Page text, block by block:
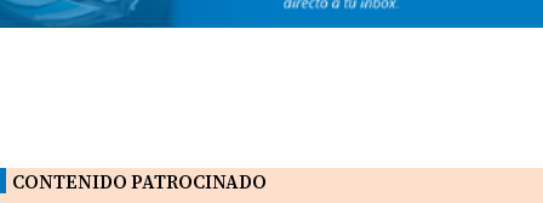
CONTENIDO PATROCINADO